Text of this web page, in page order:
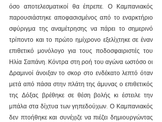
όσο αποτελεσματικοί θα έπρεπε. Ο Καμπανιακός
παρουσιάστηκε αποφασισμένος από το εναρκτήριο
σφύριγμα της αναμέτρησης να πάρει το σημερινό
τρίποντο και το πρώτο ημίχρονο εξελίχτηκε σε έναν
επιθετικό μονόλογο για τους ποδοσφαιριστές του
Ηλία Σαπάνη. Κόντρα στη ροή του αγώνα ωστόσο οι
Δραμινοί άνοιξαν το σκορ στο ενδέκατο λεπτό όταν
μετά από πάσα στην πλάτη της άμυνας ο επιθετικός
της Δόξας βρέθηκε σε θέση βολής κι έστειλε την
μπάλα στα δίχτυα των γηπεδούχων. Ο Καμπανιακός
δεν πτοήθηκε και συνέχιζε να πιέζει δημιουργώντας